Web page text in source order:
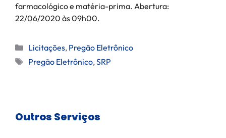
farmacológico e matéria-prima. Abertura:
22/06/2020 às 09h00.
Licitações, Pregão Eletrônico
Pregão Eletrônico,SRP
Outros Serviços